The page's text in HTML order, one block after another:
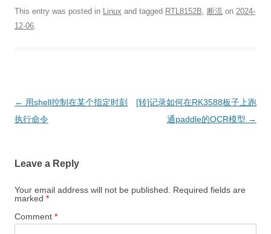
This entry was posted in Linux and tagged RTL8152B, 断流 on 2024-
12-06.
Post
navigation
← 用shell控制在某个指定时刻
执行命令
[转]记录如何在RK3588板子上跑
通paddle的OCR模型 →
Leave a Reply
Your email address will not be published.
Required fields are
marked *
Comment *